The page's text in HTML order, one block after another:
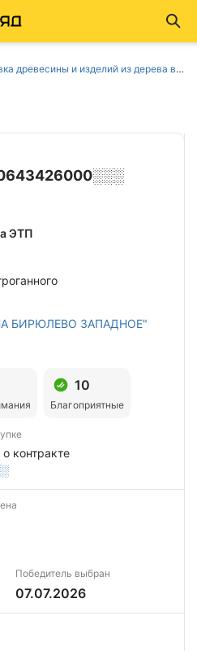
древесины и изделий из дерева в Москве
ЭТП
БИРЮЛЕВО ЗАПАДНОЕ"
10
Благоприятные
контракте
Победитель выбран
07.07.2026